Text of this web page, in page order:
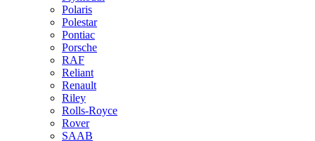
Polaris
Polestar
Pontiac
Porsche
RAF
Reliant
Renault
Riley
Rolls-Royce
Rover
SAAB